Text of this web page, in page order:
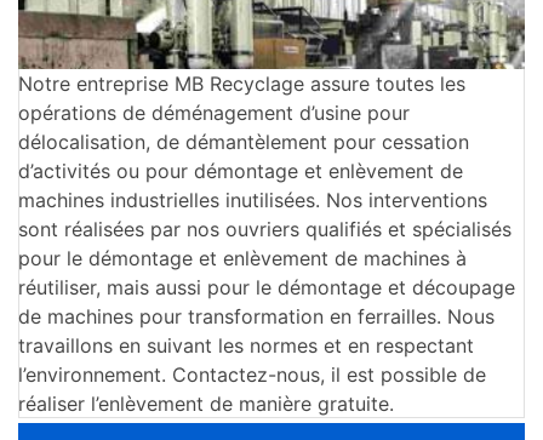
Notre entreprise MB Recyclage assure toutes les
opérations de déménagement d’usine pour
délocalisation, de démantèlement pour cessation
d’activités ou pour démontage et enlèvement de
machines industrielles inutilisées. Nos interventions
sont réalisées par nos ouvriers qualifiés et spécialisés
pour le démontage et enlèvement de machines à
réutiliser, mais aussi pour le démontage et découpage
de machines pour transformation en ferrailles. Nous
travaillons en suivant les normes et en respectant
l’environnement. Contactez-nous, il est possible de
réaliser l’enlèvement de manière gratuite.